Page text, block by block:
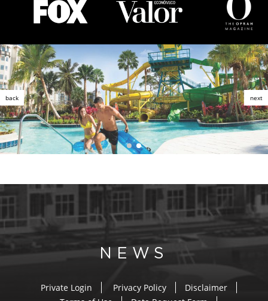
NEWS
Private Login Privacy Policy
Disclaimer